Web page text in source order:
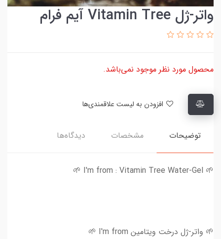
واتر-ژل Vitamin Tree آیم فرام
محصول مورد نظر موجود نمی‌باشد.
توضیحات مشخصات دیدگاه‌ها
🌱 I'm from : Vitamin Tree Water-Gel 🌱
🌱 واتر-ژل درخت ویتامین I'm from 🌱